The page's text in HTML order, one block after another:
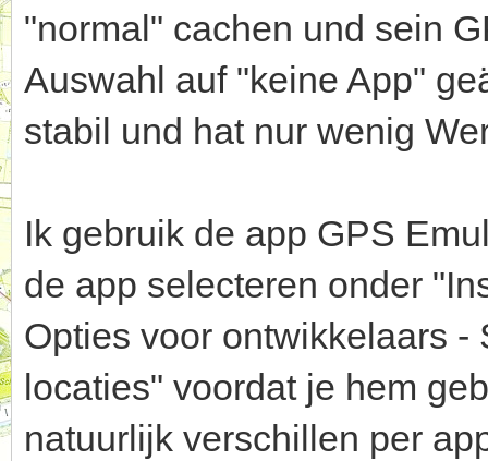
"normal" cachen und sein
Auswahl auf "keine App"
stabil und hat nur wenig
Ik gebruik de app GPS
de app selecteren onder
Opties voor ontwikkelaars
locaties" voordat je hem
natuurlijk verschillen per